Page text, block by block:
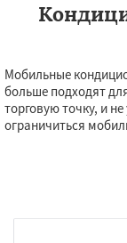
Мобильные
больше подходят
торговую точку, и
ограничиться